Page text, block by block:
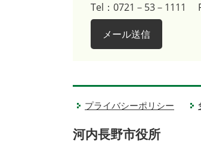
Tel：0721－53－1111
メール送信
プライバシーポリシー
河内長野市役所